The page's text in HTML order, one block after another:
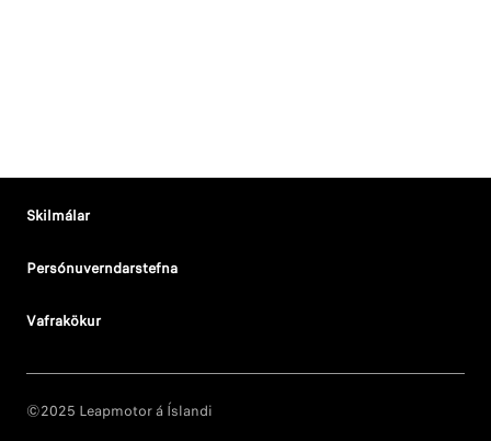
Skilmálar
Persónuverndarstefna
Vafrakökur
©2025 Leapmotor á Íslandi